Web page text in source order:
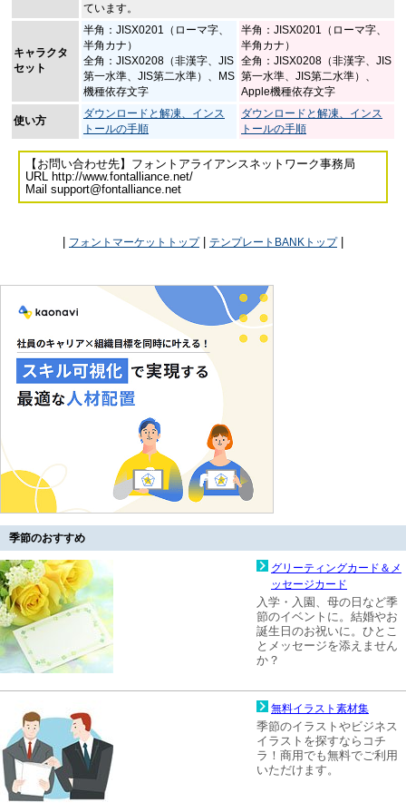
ています。
キャラクタ
セット
半角：JISX0201（ローマ字、
半角カナ）
全角：JISX0208（非漢字、JIS
第一水準、JIS第二水準）、MS
機種依存文字
半角：JISX0201（ローマ字、
半角カナ）
全角：JISX0208（非漢字、JIS
第一水準、JIS第二水準）、
Apple機種依存文字
使い方
ダウンロードと解凍、インス
トールの手順
ダウンロードと解凍、インス
トールの手順
【お問い合わせ先】フォントアライアンスネットワーク事務局
URL http://www.fontalliance.net/
Mail support@fontalliance.net
| フォントマーケットトップ| テンプレートBANKトップ|
季節のおすすめ
グリーティングカード＆メ
ッセージカード
入学・入園、母の日など季
節のイベントに。結婚やお
誕生日のお祝いに。ひとこ
とメッセージを添えません
か？
無料イラスト素材集
季節のイラストやビジネス
イラストを探すならコチ
ラ！商用でも無料でご利用
いただけます。